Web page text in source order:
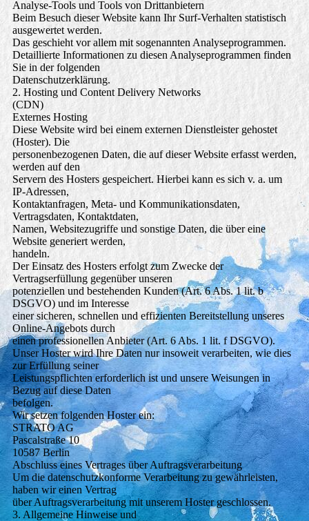
Analyse-Tools und Tools von Drittanbietern
Beim Besuch dieser Website kann Ihr Surf-Verhalten statistisch
ausgewertet werden.
Das geschieht vor allem mit sogenannten Analyseprogrammen.
Detaillierte Informationen zu diesen Analyseprogrammen finden
Sie in der folgenden
Datenschutzerklärung.
2. Hosting und Content Delivery Networks
(CDN)
Externes Hosting
Diese Website wird bei einem externen Dienstleister gehostet
(Hoster). Die
personenbezogenen Daten, die auf dieser Website erfasst werden,
werden auf den
Servern des Hosters gespeichert. Hierbei kann es sich v. a. um
IP-Adressen,
Kontaktanfragen, Meta- und Kommunikationsdaten,
Vertragsdaten, Kontaktdaten,
Namen, Websitezugriffe und sonstige Daten, die über eine
Website generiert werden,
handeln.
Der Einsatz des Hosters erfolgt zum Zwecke der
Vertragserfüllung gegenüber unseren
potenziellen und bestehenden Kunden (Art. 6 Abs. 1 lit. b
DSGVO) und im Interesse
einer sicheren, schnellen und effizienten Bereitstellung unseres
Online-Angebots durch
einen professionellen Anbieter (Art. 6 Abs. 1 lit. f DSGVO).
Unser Hoster wird Ihre Daten nur insoweit verarbeiten, wie dies
zur Erfüllung seiner
Leistungspflichten erforderlich ist und unsere Weisungen in
Bezug auf diese Daten
befolgen.
Wir setzen folgenden Hoster ein:
STRATO AG
Pascalstraße 10
10587 Berlin
Abschluss eines Vertrages über Auftragsverarbeitung
Um die datenschutzkonforme Verarbeitung zu gewährleisten,
haben wir einen Vertrag
über Auftragsverarbeitung mit unserem Hoster geschlossen.
3. Allgemeine Hinweise und